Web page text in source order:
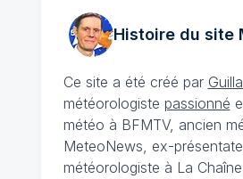
Histoire du site
Ce site a été créé par
météorologiste passionné
météo à BFMTV, ancien
MeteoNews, ex-
météorologiste à La